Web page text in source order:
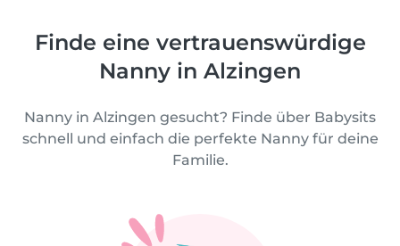
Finde eine vertrauenswürdige
Nanny in Alzingen
Nanny in Alzingen gesucht? Finde über Babysits
schnell und einfach die perfekte Nanny für deine
Familie.